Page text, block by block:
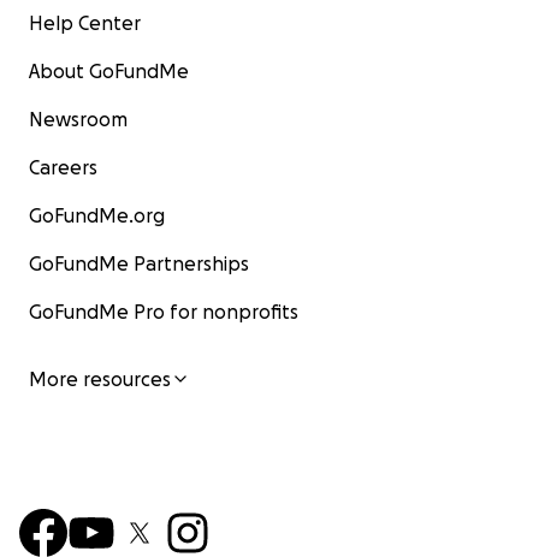
Help Center
About GoFundMe
Newsroom
Careers
GoFundMe.org
GoFundMe Partnerships
GoFundMe Pro for nonprofits
More resources